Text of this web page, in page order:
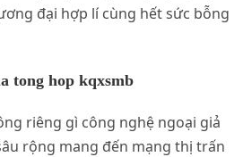
đại hợp lí cùng hết sức bỗng
tong hop kqxsmb
riêng gì công nghệ ngoại giả
rộng mang đến mạng thị trấn